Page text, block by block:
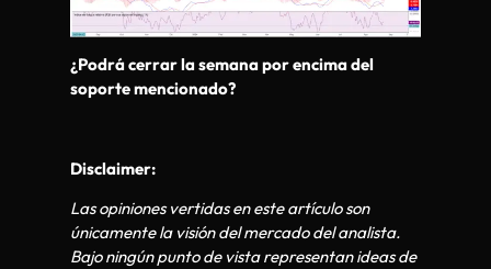
¿Podrá cerrar la semana por encima del
soporte mencionado?
Disclaimer:
Las opiniones vertidas en este artículo son
únicamente la visión del mercado del analista.
Bajo ningún punto de vista representan ideas de